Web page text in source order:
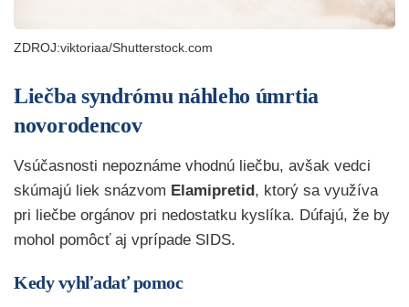
ZDROJ:viktoriaa/Shutterstock.com
Liečba syndrómu náhleho úmrtia
novorodencov
Vsúčasnosti nepoznáme vhodnú liečbu, avšak vedci
skúmajú liek snázvom Elamipretid, ktorý sa využíva
pri liečbe orgánov pri nedostatku kyslíka. Dúfajú, že by
mohol pomôcť aj vprípade SIDS.
Kedy vyhľadať pomoc